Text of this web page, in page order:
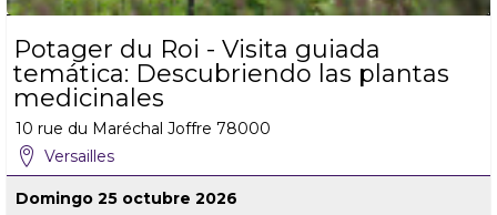
Potager du Roi - Visita guiada
temática: Descubriendo las plantas
medicinales
10 rue du Maréchal Joffre 78000
Versailles
Domingo 25 octubre 2026